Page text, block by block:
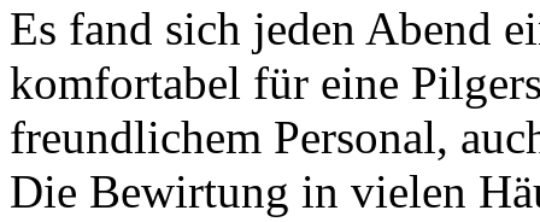
Es fand sich jeden Abend
komfortabel für eine
freundlichem Personal,
Die Bewirtung in vielen